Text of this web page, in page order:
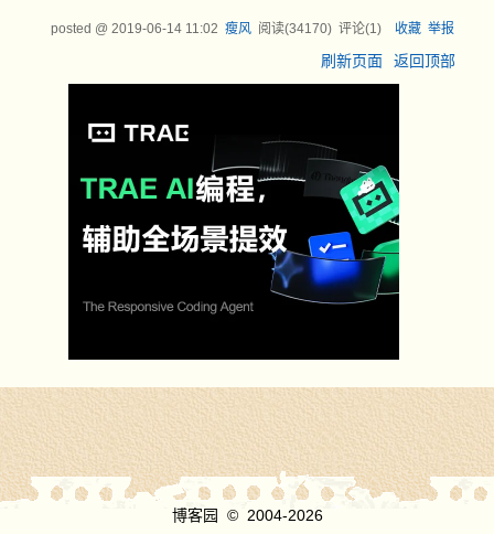
posted @ 2019-06-14 11:02 瘦风阅读(34170) 评论(1) 收藏 举报
刷新页面 返回顶部
博客园 © 2004-2026